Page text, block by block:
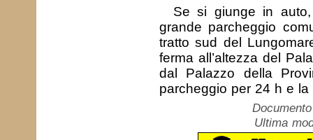
Se si giunge in
grande parcheggio
tratto sud del
ferma all’altezza del
dal Palazzo della
parcheggio per 24 h e
Ultima